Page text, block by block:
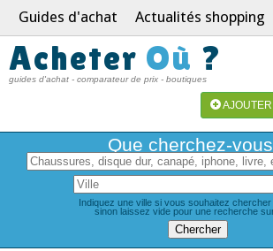
Guides d'achat Actualités shopping
Acheter Où ?
guides d'achat - comparateur de prix - boutiques
Que cherchez-
Indiquez une ville si vous souhaitez chercher
sinon laissez vide pour une recherche